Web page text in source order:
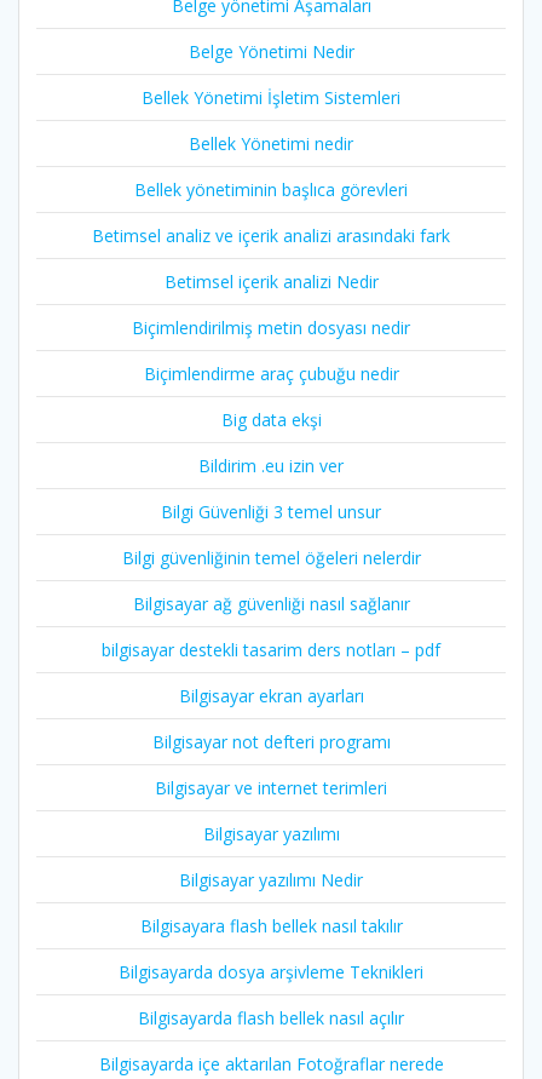
Belge yönetimi Aşamaları
Belge Yönetimi Nedir
Bellek Yönetimi İşletim Sistemleri
Bellek Yönetimi nedir
Bellek yönetiminin başlıca görevleri
Betimsel analiz ve içerik analizi arasındaki fark
Betimsel içerik analizi Nedir
Biçimlendirilmiş metin dosyası nedir
Biçimlendirme araç çubuğu nedir
Big data ekşi
Bildirim .eu izin ver
Bilgi Güvenliği 3 temel unsur
Bilgi güvenliğinin temel öğeleri nelerdir
Bilgisayar ağ güvenliği nasıl sağlanır
bilgisayar destekli tasarim ders notları – pdf
Bilgisayar ekran ayarları
Bilgisayar not defteri programı
Bilgisayar ve internet terimleri
Bilgisayar yazılımı
Bilgisayar yazılımı Nedir
Bilgisayara flash bellek nasıl takılır
Bilgisayarda dosya arşivleme Teknikleri
Bilgisayarda flash bellek nasıl açılır
Bilgisayarda içe aktarılan Fotoğraflar nerede